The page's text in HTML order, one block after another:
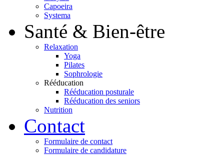
Capoeira
Systema
Santé & Bien-être
Relaxation
Yoga
Pilates
Sophrologie
Rééducation
Rééducation posturale
Rééducation des seniors
Nutrition
Contact
Formulaire de contact
Formulaire de candidature